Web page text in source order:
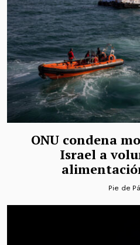
ONU condena
Israel a
Pie de